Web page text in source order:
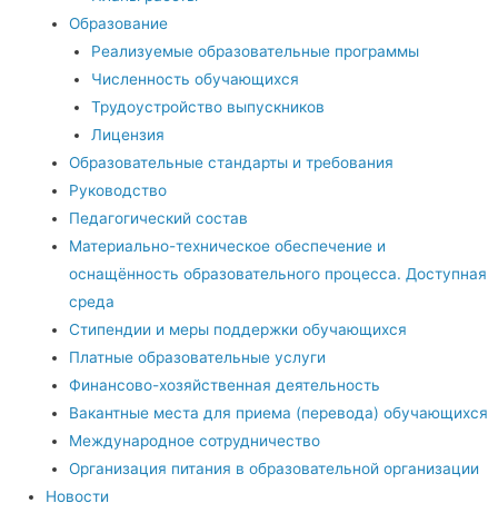
Образование
Реализуемые образовательные программы
Численность обучающихся
Трудоустройство выпускников
Лицензия
Образовательные стандарты и требования
Руководство
Педагогический состав
Материально-техническое обеспечение и
оснащённость образовательного процесса. Доступная
среда
Стипендии и меры поддержки обучающихся
Платные образовательные услуги
Финансово-хозяйственная деятельность
Вакантные места для приема (перевода) обучающихся
Международное сотрудничество
Организация питания в образовательной организации
Новости